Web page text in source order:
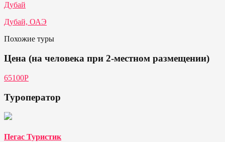
Дубай
Дубай, ОАЭ
Похожие туры
Цена (на человека при 2-местном размещении)
65100P
Туроператор
Пегас Туристик